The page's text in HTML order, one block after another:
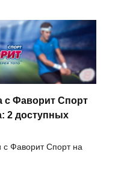
с Фаворит Спорт
2 доступных
с Фаворит Спорт на